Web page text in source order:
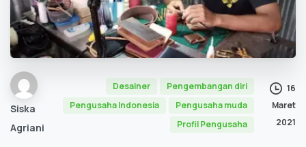
Siska
Agriani
Desainer
Pengembangan diri
Pengusaha Indonesia
Pengusaha muda
Profil Pengusaha
16
Maret
2021